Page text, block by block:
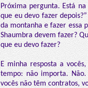
Próxima pergunta. Está
que eu devo fazer
da montanha e fazer essa
Shaumbra devem fazer?
que eu devo fazer?
E minha resposta a
tempo: não importa.
vocês não têm contratos,